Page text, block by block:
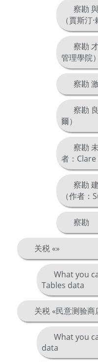
察勘
（賈斯汀
察勘
管理學院）
察勘
察勘
爾）
察勘
者：Clare
察勘
（作者：
察勘
关税 «»
What you
Tables data
关税 «民意测验商
What you
data